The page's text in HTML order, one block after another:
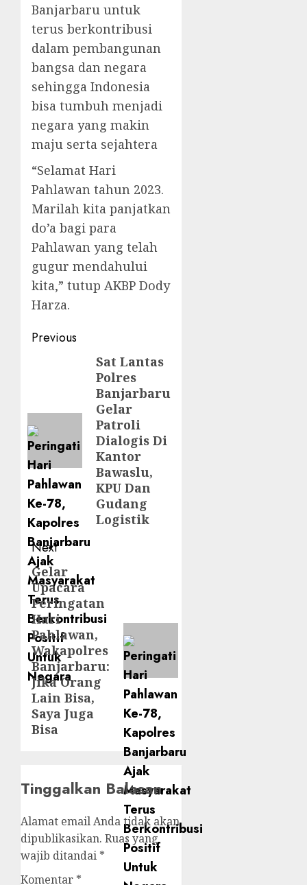
Banjarbaru untuk
terus berkontribusi
dalam pembangunan
bangsa dan negara
sehingga Indonesia
bisa tumbuh menjadi
negara yang makin
maju serta sejahtera
“Selamat Hari
Pahlawan tahun 2023.
Marilah kita panjatkan
do’a bagi para
Pahlawan yang telah
gugur mendahului
kita,” tutup AKBP Dody
Harza.
Previous
Sat Lantas
Polres
Banjarbaru
Gelar
Patroli
Dialogis Di
Kantor
Bawaslu,
KPU Dan
Gudang
Logistik
Next
Gelar
Upacara
Peringatan
Hari
Pahlawan,
Wakapolres
Banjarbaru:
Jika Orang
Lain Bisa,
Saya Juga
Bisa
Tinggalkan Balasan
Alamat email Anda tidak akan
dipublikasikan. Ruas yang
wajib ditandai *
Komentar *